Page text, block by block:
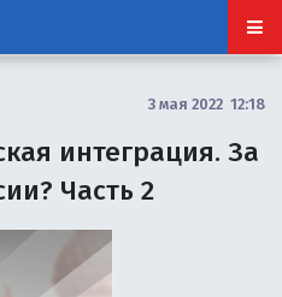
3 мая 2022 12:18
интеграция. За
Часть 2